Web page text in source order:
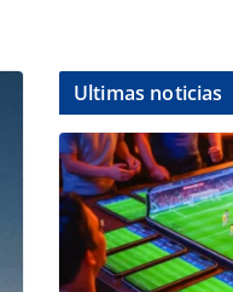
Ultimas noticias